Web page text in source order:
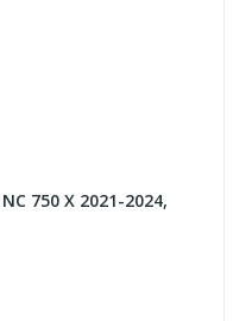
750 X 2021-2024,